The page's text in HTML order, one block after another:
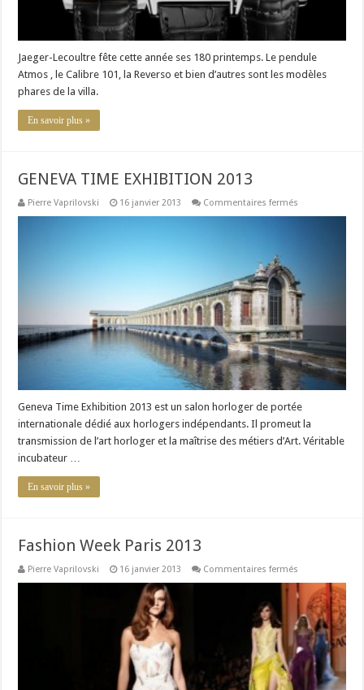
Jaeger-Lecoultre fête cette année ses 180 printemps. Le pendule
Atmos , le Calibre 101, la Reverso et bien d’autres sont les modèles
phares de la villa.
En savoir plus »
GENEVA TIME EXHIBITION 2013
Pierre Vaprilovski 16 janvier 2013 Commentaires fermés
Geneva Time Exhibition 2013 est un salon horloger de portée
internationale dédié aux horlogers indépendants. Il promeut la
transmission de l’art horloger et la maîtrise des métiers d’Art. Véritable
incubateur …
En savoir plus »
Fashion Week Paris 2013
Pierre Vaprilovski 16 janvier 2013 Commentaires fermés
Week
Paris
2013